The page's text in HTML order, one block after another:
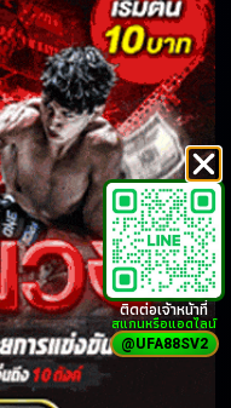
ติดต่อเจ้าหน้าที่
สแกนหรือแอดไลน์
@UFA88SV2